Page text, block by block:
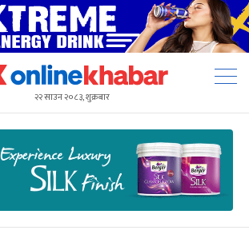
२२ साउन २०८३, शुक्रबार